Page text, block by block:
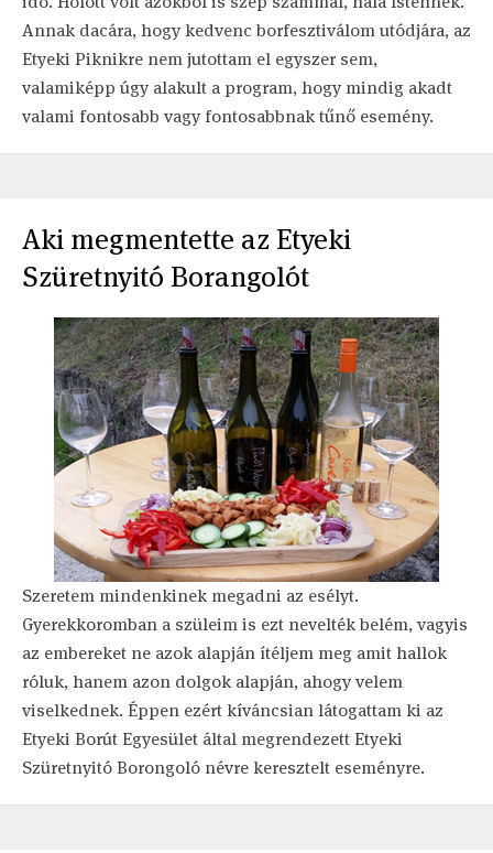
Annak dacára, hogy kedvenc borfesztiválom utódjára, az
Etyeki Piknikre nem jutottam el egyszer sem,
valamiképp úgy alakult a program, hogy mindig akadt
valami fontosabb vagy fontosabbnak tűnő esemény.
Aki megmentette az Etyeki
Szüretnyitó Borangolót
Szeretem mindenkinek megadni az esélyt.
Gyerekkoromban a szüleim is ezt nevelték belém, vagyis
az embereket ne azok alapján ítéljem meg amit hallok
róluk, hanem azon dolgok alapján, ahogy velem
viselkednek. Éppen ezért kíváncsian látogattam ki az
Etyeki Borút Egyesület által megrendezett Etyeki
Szüretnyitó Borongoló névre keresztelt eseményre.